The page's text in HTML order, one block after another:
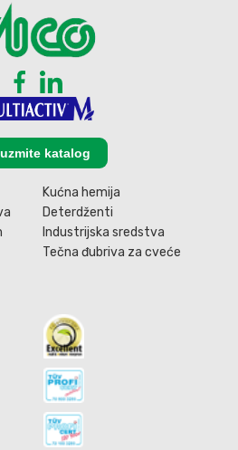
katalog
Kućna hemija
Deterdženti
Industrijska sredstva
Tečna đubriva za cveće